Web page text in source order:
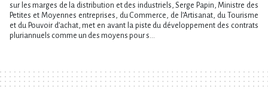
sur les marges de la distribution et des industriels, Serge Papin, Ministre des
Petites et Moyennes entreprises, du Commerce, de l​‌’Artisanat, du Tourisme
et du Pouvoir d​‌’achat, met en avant la piste du développement des contrats
pluriannuels comme un des moyens pour s...